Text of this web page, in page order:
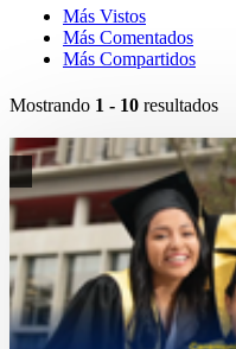
Más Vistos
Más Comentados
Más Compartidos
Mostrando 1 - 10 resultados